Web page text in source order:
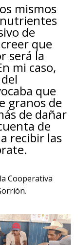
mismos
de
que
será la
mi caso,
que
granos de
de dañar
de
recibir las
Cooperativa